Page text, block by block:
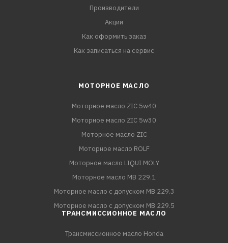
Производители
Акции
Как оформить заказ
Как записаться на сервис
МОТОРНОЕ МАСЛО
Моторное масло ZIC 5w40
Моторное масло ZIC 5w30
Моторное масло ZIC
Моторное масло ROLF
Моторное масло LIQUI MOLY
Моторное масло MB 229.1
Моторное масло с допуском MB 229.3
Моторное масло с допуском MB 229.5
ТРАНСМИССИОННОЕ МАСЛО
Трансмиссионное масло Honda